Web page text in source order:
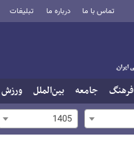
تماس با ما درباره ما تبلیغات
فرهنگ جامعه بین‌الملل ورزش
1405